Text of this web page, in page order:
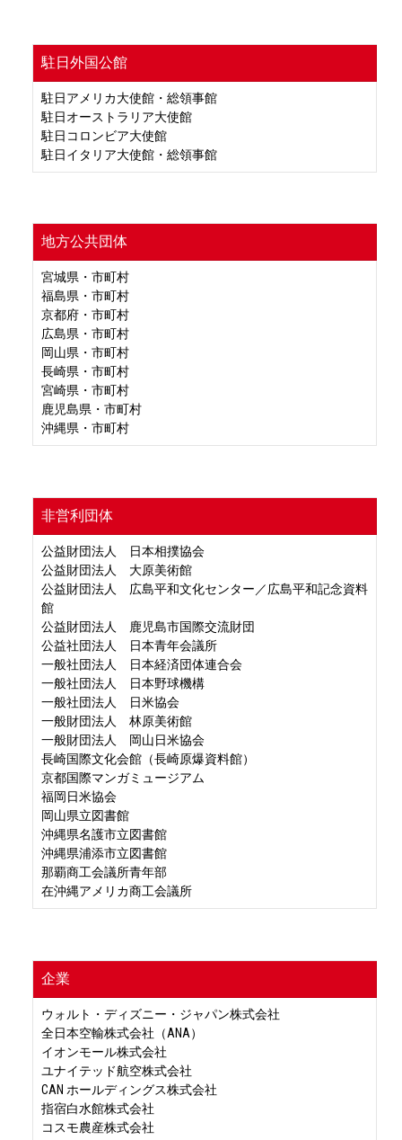
駐日外国公館
駐日アメリカ大使館・総領事館
駐日オーストラリア大使館
駐日コロンビア大使館
駐日イタリア大使館・総領事館
地方公共団体
宮城県・市町村
福島県・市町村
京都府・市町村
広島県・市町村
岡山県・市町村
長崎県・市町村
宮崎県・市町村
鹿児島県・市町村
沖縄県・市町村
非営利団体
公益財団法人 日本相撲協会
公益財団法人 大原美術館
公益財団法人 広島平和文化センター／広島平和記念資料
館
公益財団法人 鹿児島市国際交流財団
公益社団法人 日本青年会議所
一般社団法人 日本経済団体連合会
一般社団法人 日本野球機構
一般社団法人 日米協会
一般財団法人 林原美術館
一般財団法人 岡山日米協会
長崎国際文化会館（長崎原爆資料館）
京都国際マンガミュージアム
福岡日米協会
岡山県立図書館
沖縄県名護市立図書館
沖縄県浦添市立図書館
那覇商工会議所青年部
在沖縄アメリカ商工会議所
企業
ウォルト・ディズニー・ジャパン株式会社
全日本空輸株式会社（ANA）
イオンモール株式会社
ユナイテッド航空株式会社
CAN ホールディングス株式会社
指宿白水館株式会社
コスモ農産株式会社